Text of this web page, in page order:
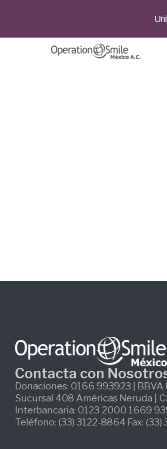
Contacta con
Donaciones: 0166 993923 | BBVA
Sucursal 408 Américas Neruda |
Interbancaria: 0123 2000 1669
Teléfono: (33) 3122-8864 Fax: